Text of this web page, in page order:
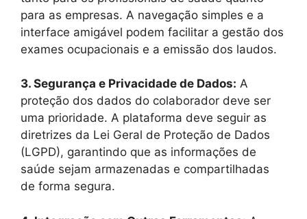
para as empresas. A navegação simples e a
interface amigável podem facilitar a gestão dos
exames ocupacionais e a emissão dos laudos.
3. Segurança e Privacidade de Dados: A
proteção dos dados do colaborador deve ser
uma prioridade. A plataforma deve seguir as
diretrizes da Lei Geral de Proteção de Dados
(LGPD), garantindo que as informações de
saúde sejam armazenadas e compartilhadas
de forma segura.